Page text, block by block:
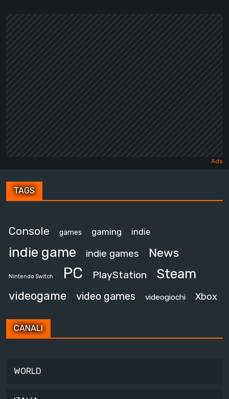
TAGS
Console games gaming indie
indie game indie games News
Nintendo Switch PC PlayStation Steam
videogame video games videogiochi Xbox
CANALI
WORLD